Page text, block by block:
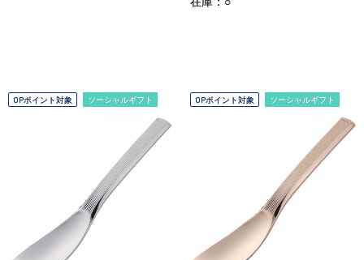
OPポイント対象 ソーシャルギフト OPポイント対象 ソーシャルギフト